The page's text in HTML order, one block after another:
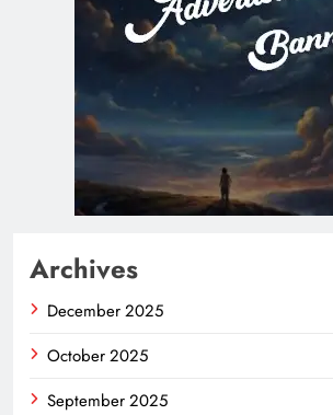
Archives
December 2025
October 2025
September 2025